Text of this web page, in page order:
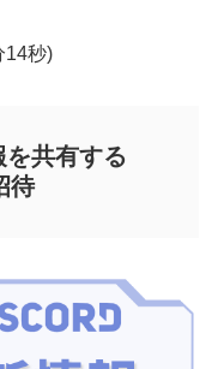
14秒)
共有する
待